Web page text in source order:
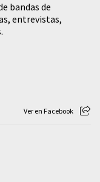
bandas de
entrevistas,
Ver en Facebook